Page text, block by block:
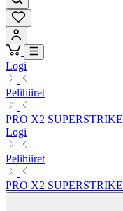
Logi
Pelihiiret
PRO X2 SUPERSTRIKE
Logi
Pelihiiret
PRO X2 SUPERSTRIKE